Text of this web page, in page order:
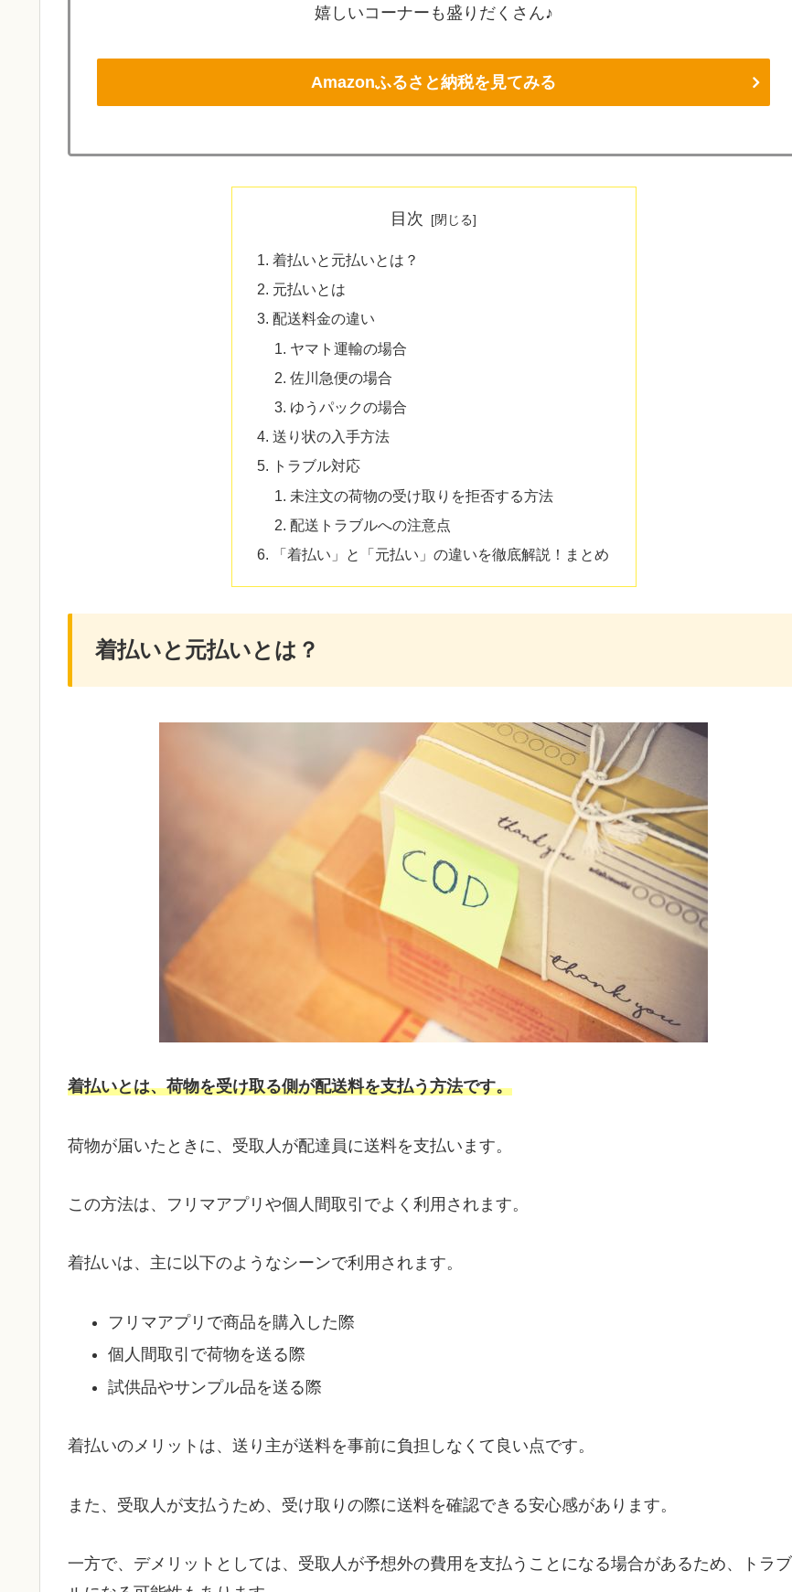
嬉しいコーナーも盛りだくさん♪
Amazonふるさと納税を見てみる
目次
着払いと元払いとは？
元払いとは
配送料金の違い
ヤマト運輸の場合
佐川急便の場合
ゆうパックの場合
送り状の入手方法
トラブル対応
未注文の荷物の受け取りを拒否する方法
配送トラブルへの注意点
「着払い」と「元払い」の違いを徹底解説！まとめ
着払いと元払いとは？
着払いとは、荷物を受け取る側が配送料を支払う方法です。
荷物が届いたときに、受取人が配達員に送料を支払います。
この方法は、フリマアプリや個人間取引でよく利用されます。
着払いは、主に以下のようなシーンで利用されます。
フリマアプリで商品を購入した際
個人間取引で荷物を送る際
試供品やサンプル品を送る際
着払いのメリットは、送り主が送料を事前に負担しなくて良い点です。
また、受取人が支払うため、受け取りの際に送料を確認できる安心感があります。
一方で、デメリットとしては、受取人が予想外の費用を支払うことになる場合があるため、トラブ